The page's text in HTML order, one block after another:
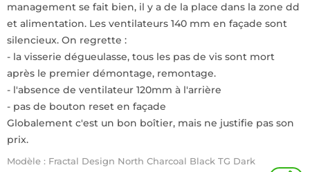
management se fait bien, il y a de la place dans la zone dd
et alimentation. Les ventilateurs 140 mm en façade sont
silencieux. On regrette :
- la visserie dégueulasse, tous les pas de vis sont mort
après le premier démontage, remontage.
- l'absence de ventilateur 120mm à l'arrière
- pas de bouton reset en façade
Globalement c'est un bon boîtier, mais ne justifie pas son
prix.
Modèle : Fractal Design North Charcoal Black TG Dark